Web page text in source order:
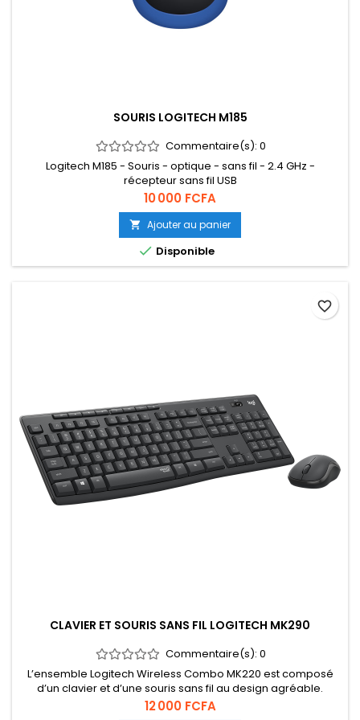
SOURIS LOGITECH M185
Commentaire(s): 0
Logitech M185 - Souris - optique - sans fil - 2.4 GHz -
récepteur sans fil USB
Prix
10 000 FCFA
 Ajouter au panier
 Disponible
CLAVIER ET SOURIS SANS FIL LOGITECH MK290
Commentaire(s): 0
L’ensemble Logitech Wireless Combo MK220 est composé
d’un clavier et d’une souris sans fil au design agréable.
Compact et pratique, le MK220 s’utilise aussi bien avec un PC
de bureau qu’avec un ordinateur portable. Le mode sans fil
Prix
12 000 FCFA
favorite_border